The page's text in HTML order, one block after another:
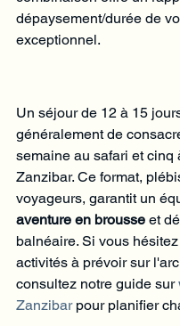
dépaysement/durée de
exceptionnel.
Un séjour de 12 à 15
généralement de
semaine au safari et cinq
Zanzibar. Ce format,
voyageurs, garantit un
aventure en brousse et
balnéaire. Si vous
activités à prévoir sur
consultez notre guide sur
Zanzibar pour planifier